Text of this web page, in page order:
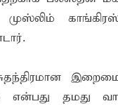
என்பது தமது